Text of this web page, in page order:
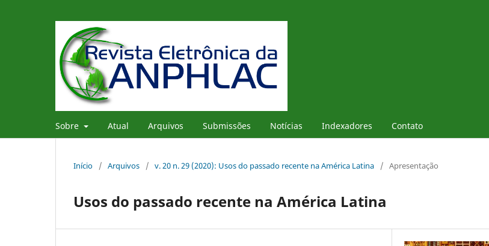
Sobre Atual Arquivos Submissões Notícias Indexadores Contato
Início / Arquivos / v. 20 n. 29 (2020): Usos do passado recente na América Latina / Apresentação
Usos do passado recente na América Latina